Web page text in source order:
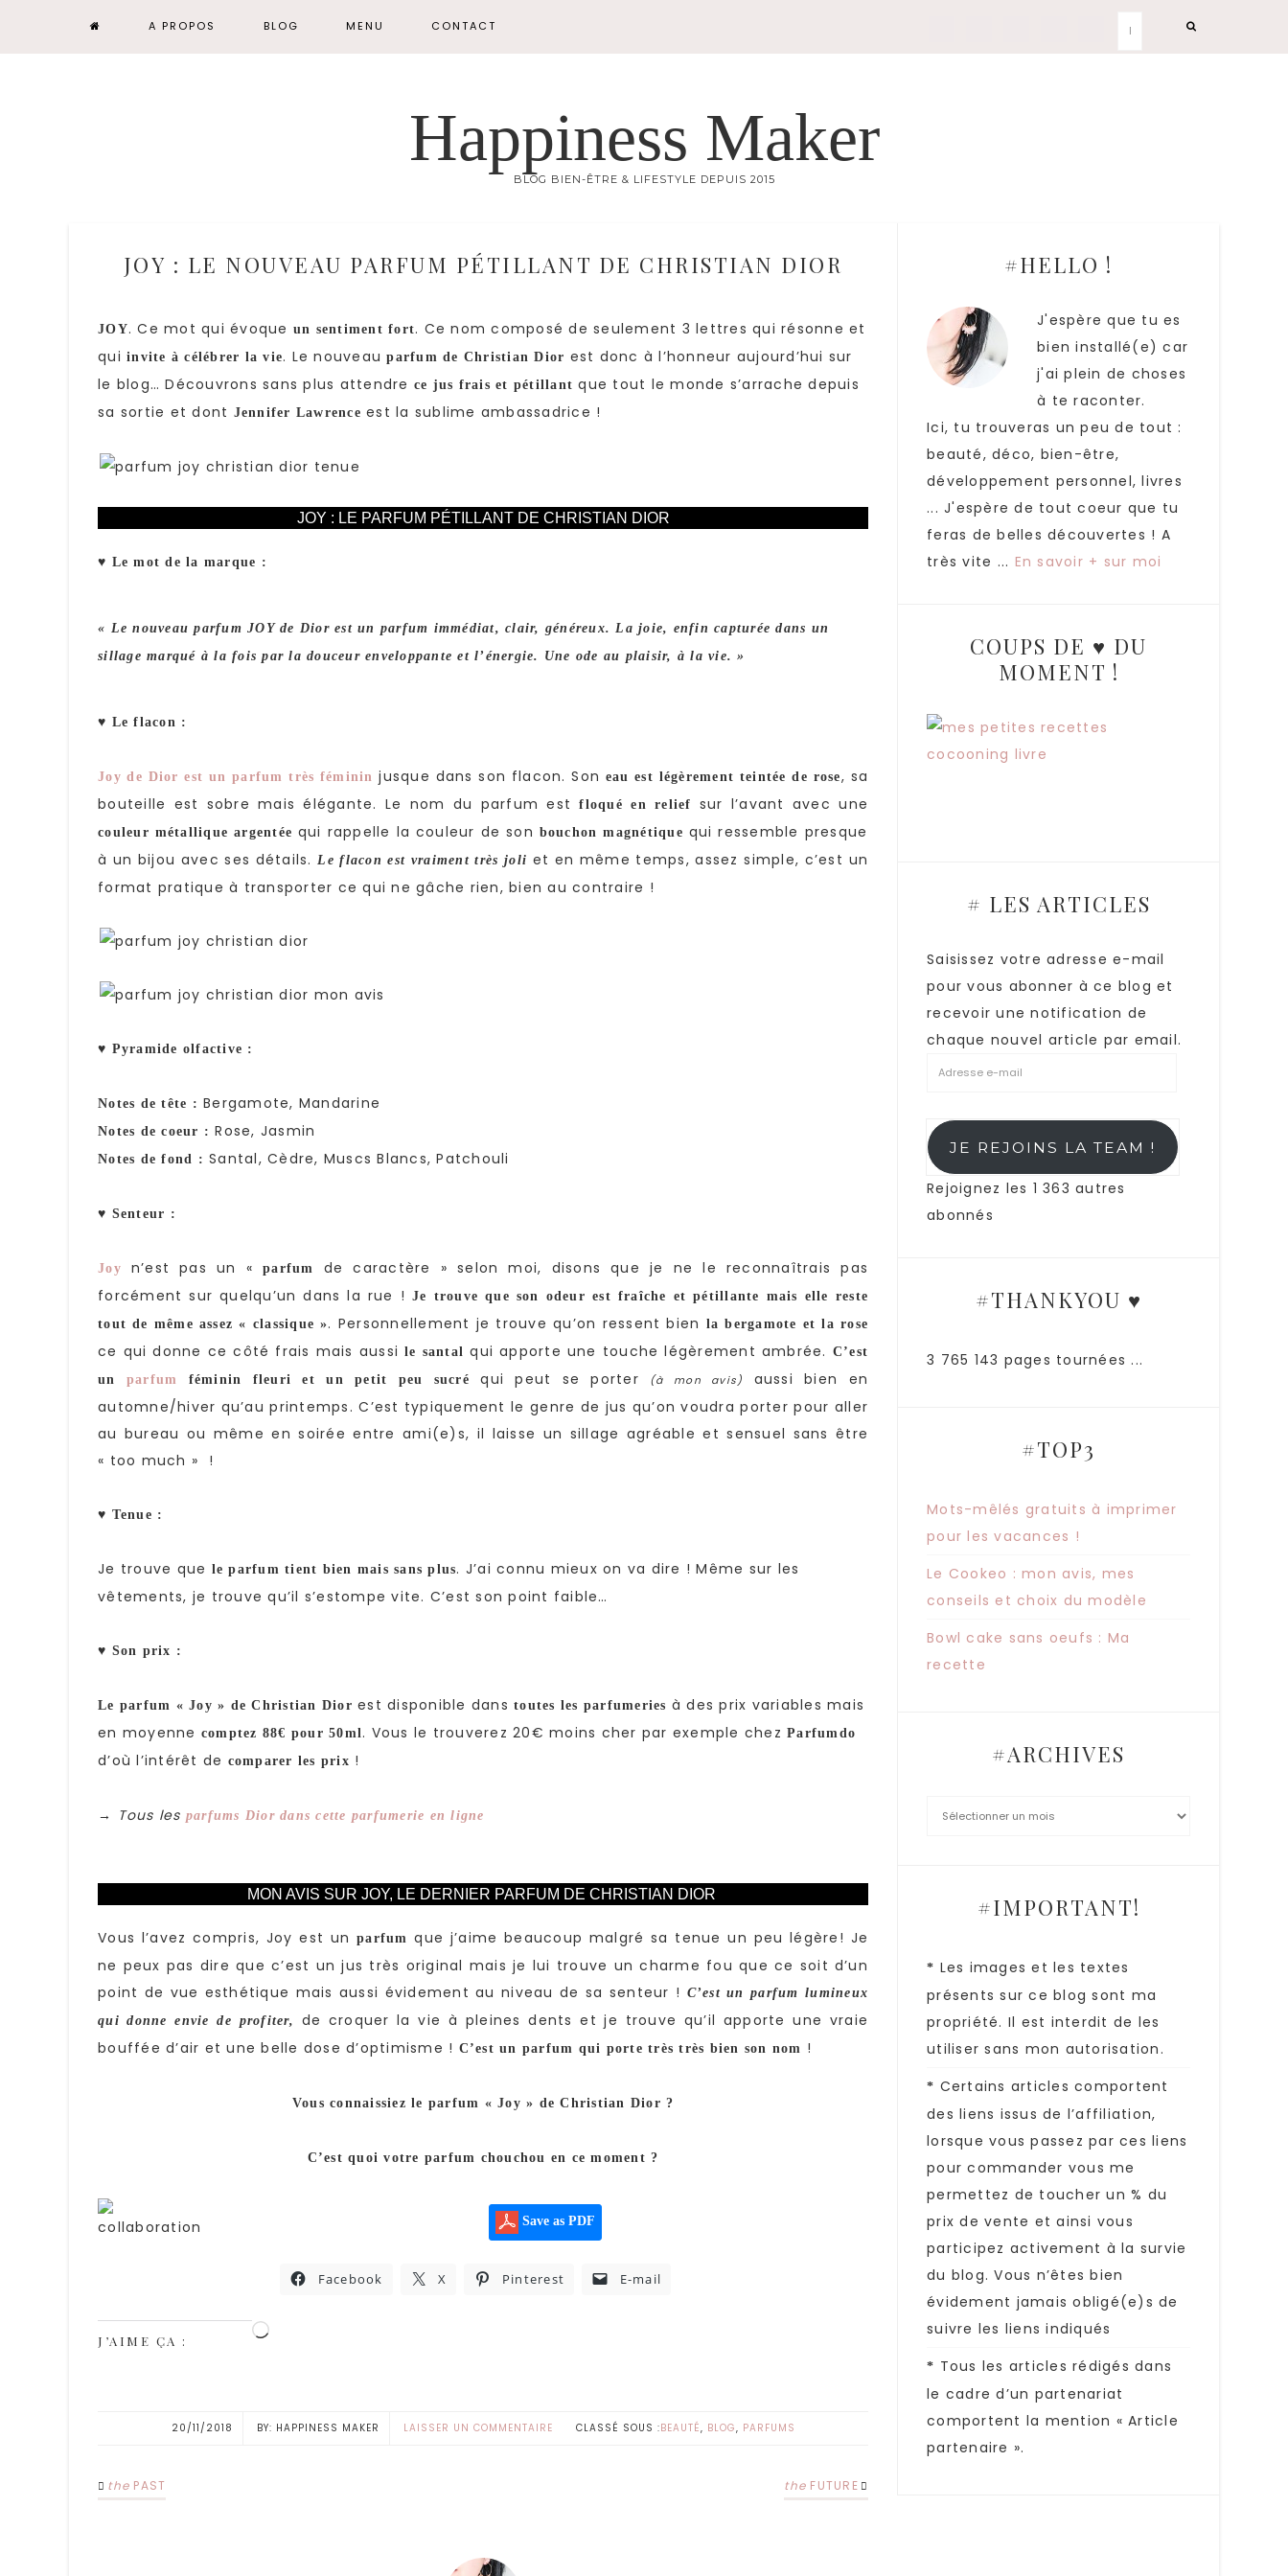
A PROPOS BLOG MENU CONTACT
Happiness Maker
BLOG BIEN-ÊTRE & LIFESTYLE DEPUIS 2015
JOY : LE NOUVEAU PARFUM PÉTILLANT DE CHRISTIAN DIOR
JOY. Ce mot qui évoque un sentiment fort. Ce nom composé de seulement 3 lettres qui résonne et
qui invite à célébrer la vie. Le nouveauparfum de Christian Dior est donc à l’honneur aujourd’hui sur
le blog… Découvrons sans plus attendre ce jus frais et pétillant que tout le monde s’arrache depuis
sa sortie et dont Jennifer Lawrence est la sublime ambassadrice !
JOY : LE PARFUM PÉTILLANT DE CHRISTIAN DIOR
♥ Le mot de la marque :
« Le nouveau parfum JOY de Dior est un parfum immédiat, clair, généreux. La joie, enfin capturée dans un
sillage marqué à la fois par la douceur enveloppante et l’énergie. Une ode au plaisir, à la vie. »
♥ Le flacon :
Joy de Dior est un parfum très féminin jusque dans son flacon. Son eau est légèrement teintée de rose, sa
bouteille est sobre mais élégante. Le nom du parfum estfloqué en relief sur l’avant avec une
couleur métallique argentée qui rappelle la couleur de son bouchon magnétique qui ressemble presque
à un bijou avec ses détails.Le flacon est vraiment très joli et en même temps, assez simple, c’est un
format pratique à transporter ce qui ne gâche rien, bien au contraire !
♥ Pyramide olfactive :
Notes de tête : Bergamote, Mandarine
Notes de coeur : Rose, Jasmin
Notes de fond : Santal, Cèdre, Muscs Blancs, Patchouli
♥ Senteur :
Joy n’est pas un «parfum
de caractère » selon moi, disons que je ne le reconnaîtrais pas
forcément sur quelqu’un dans la rue !Je trouve que son odeur est fraîche et pétillante mais elle reste
tout de même assez « classique ». Personnellement je trouve qu’on ressent bien la bergamote et la rose
ce qui donne ce côté frais mais aussile santal qui apporte une touche légèrement ambrée. C’est
un parfum féminin fleuri et un petit peu sucré qui peut se porter (à mon avis)
aussi bien en
automne/hiver qu’au printemps. C’est typiquement le genre de jus qu’on voudra porter pour aller
au bureau ou même en soirée entre ami(e)s, il laisse un sillage agréable et sensuel sans être
« too much » !
♥ Tenue :
Je trouve que le parfum tient bien mais sans plus. J’ai connu mieux on va dire ! Même sur les
vêtements, je trouve qu’il s’estompe vite. C’est son point faible…
♥ Son prix :
Le parfum « Joy » de Christian Dior est disponible dans toutes les parfumeries à des prix variables mais
en moyenne comptez 88€ pour 50ml. Vous le trouverez 20€ moins cher par exemple chez Parfumdo
d’où l’intérêt de comparer les prix !
→ Tous les parfums Dior dans cette parfumerie en ligne
MON AVIS SUR JOY, LE DERNIER PARFUM DE CHRISTIAN DIOR
Vous l’avez compris, Joy est un parfum que j’aime beaucoup malgré sa tenue un peu légère! Je
ne peux pas dire que c’est un jus très original mais je lui trouve un charme fou que ce soit d’un
point de vue esthétique mais aussi évidement au niveau de sa senteur ! C’est un parfum lumineux
qui donne envie de profiter, de croquer la vie à pleines dents et je trouve qu’il apporte une vraie
bouffée d’air et une belle dose d’optimisme ! C’est un parfum qui porte très très bien son nom !
Vous connaissiez le parfum « Joy » de Christian Dior ?
C’est quoi votre parfum chouchou en ce moment ?
Save as PDF
Facebook X Pinterest E-mail
J’AIME ÇA :
20/11/2018 HAPPINESS MAKER LAISSER UN COMMENTAIRE CLASSÉ SOUS :BEAUTÉ, BLOG, PARFUMS
the PAST the FUTURE
#HELLO !
J'espère que tu es
bien installé(e) car
j'ai plein de choses
à te raconter.
Ici, tu trouveras un peu de tout :
beauté, déco, bien-être,
développement personnel, livres
... J'espère de tout coeur que tu
feras de belles découvertes ! A
très vite ... En savoir + sur moi
COUPS DE ♥ DU
MOMENT !
# LES ARTICLES
Saisissez votre adresse e-mail
pour vous abonner à ce blog et
recevoir une notification de
chaque nouvel article par email.
JE REJOINS LA TEAM !
Rejoignez les 1 363 autres
abonnés
#THANKYOU ♥
3 765 143 pages tournées ...
#TOP3
Mots-mêlés gratuits à imprimer
pour les vacances !
Le Cookeo : mon avis, mes
conseils et choix du modèle
Bowl cake sans oeufs : Ma
recette
#ARCHIVES
#IMPORTANT!
* Les images et les textes
présents sur ce blog sont ma
propriété. Il est interdit de les
utiliser sans mon autorisation.
* Certains articles comportent
des liens issus de l’affiliation,
lorsque vous passez par ces liens
pour commander vous me
permettez de toucher un % du
prix de vente et ainsi vous
participez activement à la survie
du blog. Vous n’êtes bien
évidement jamais obligé(e)s de
suivre les liens indiqués
* Tous les articles rédigés dans
le cadre d’un partenariat
comportent la mention « Article
partenaire ».